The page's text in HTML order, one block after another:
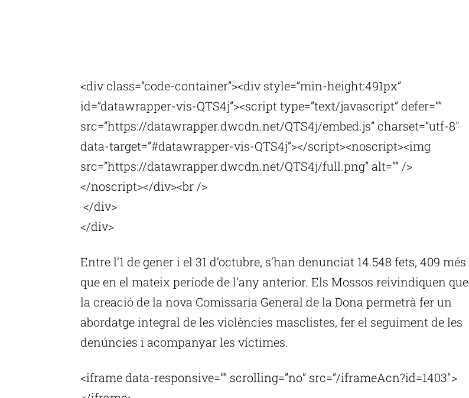
<div class=”code-container”><div style=”min-height:491px”
id=”datawrapper-vis-QTS4j”><script type=”text/javascript” defer=””
src=”https://datawrapper.dwcdn.net/QTS4j/embed.js” charset=”utf-8″
data-target=”#datawrapper-vis-QTS4j”></script><noscript><img
src=”https://datawrapper.dwcdn.net/QTS4j/full.png” alt=”” />
</noscript></div><br />
</div>
</div>
Entre l’1 de gener i el 31 d’octubre, s’han denunciat 14.548 fets, 409 més
que en el mateix període de l’any anterior. Els Mossos reivindiquen que
la creació de la nova Comissaria General de la Dona permetrà fer un
abordatge integral de les violències masclistes, fer el seguiment de les
denúncies i acompanyar les víctimes.
<iframe data-responsive=”” scrolling=”no” src=”/iframeAcn?id=1403″>